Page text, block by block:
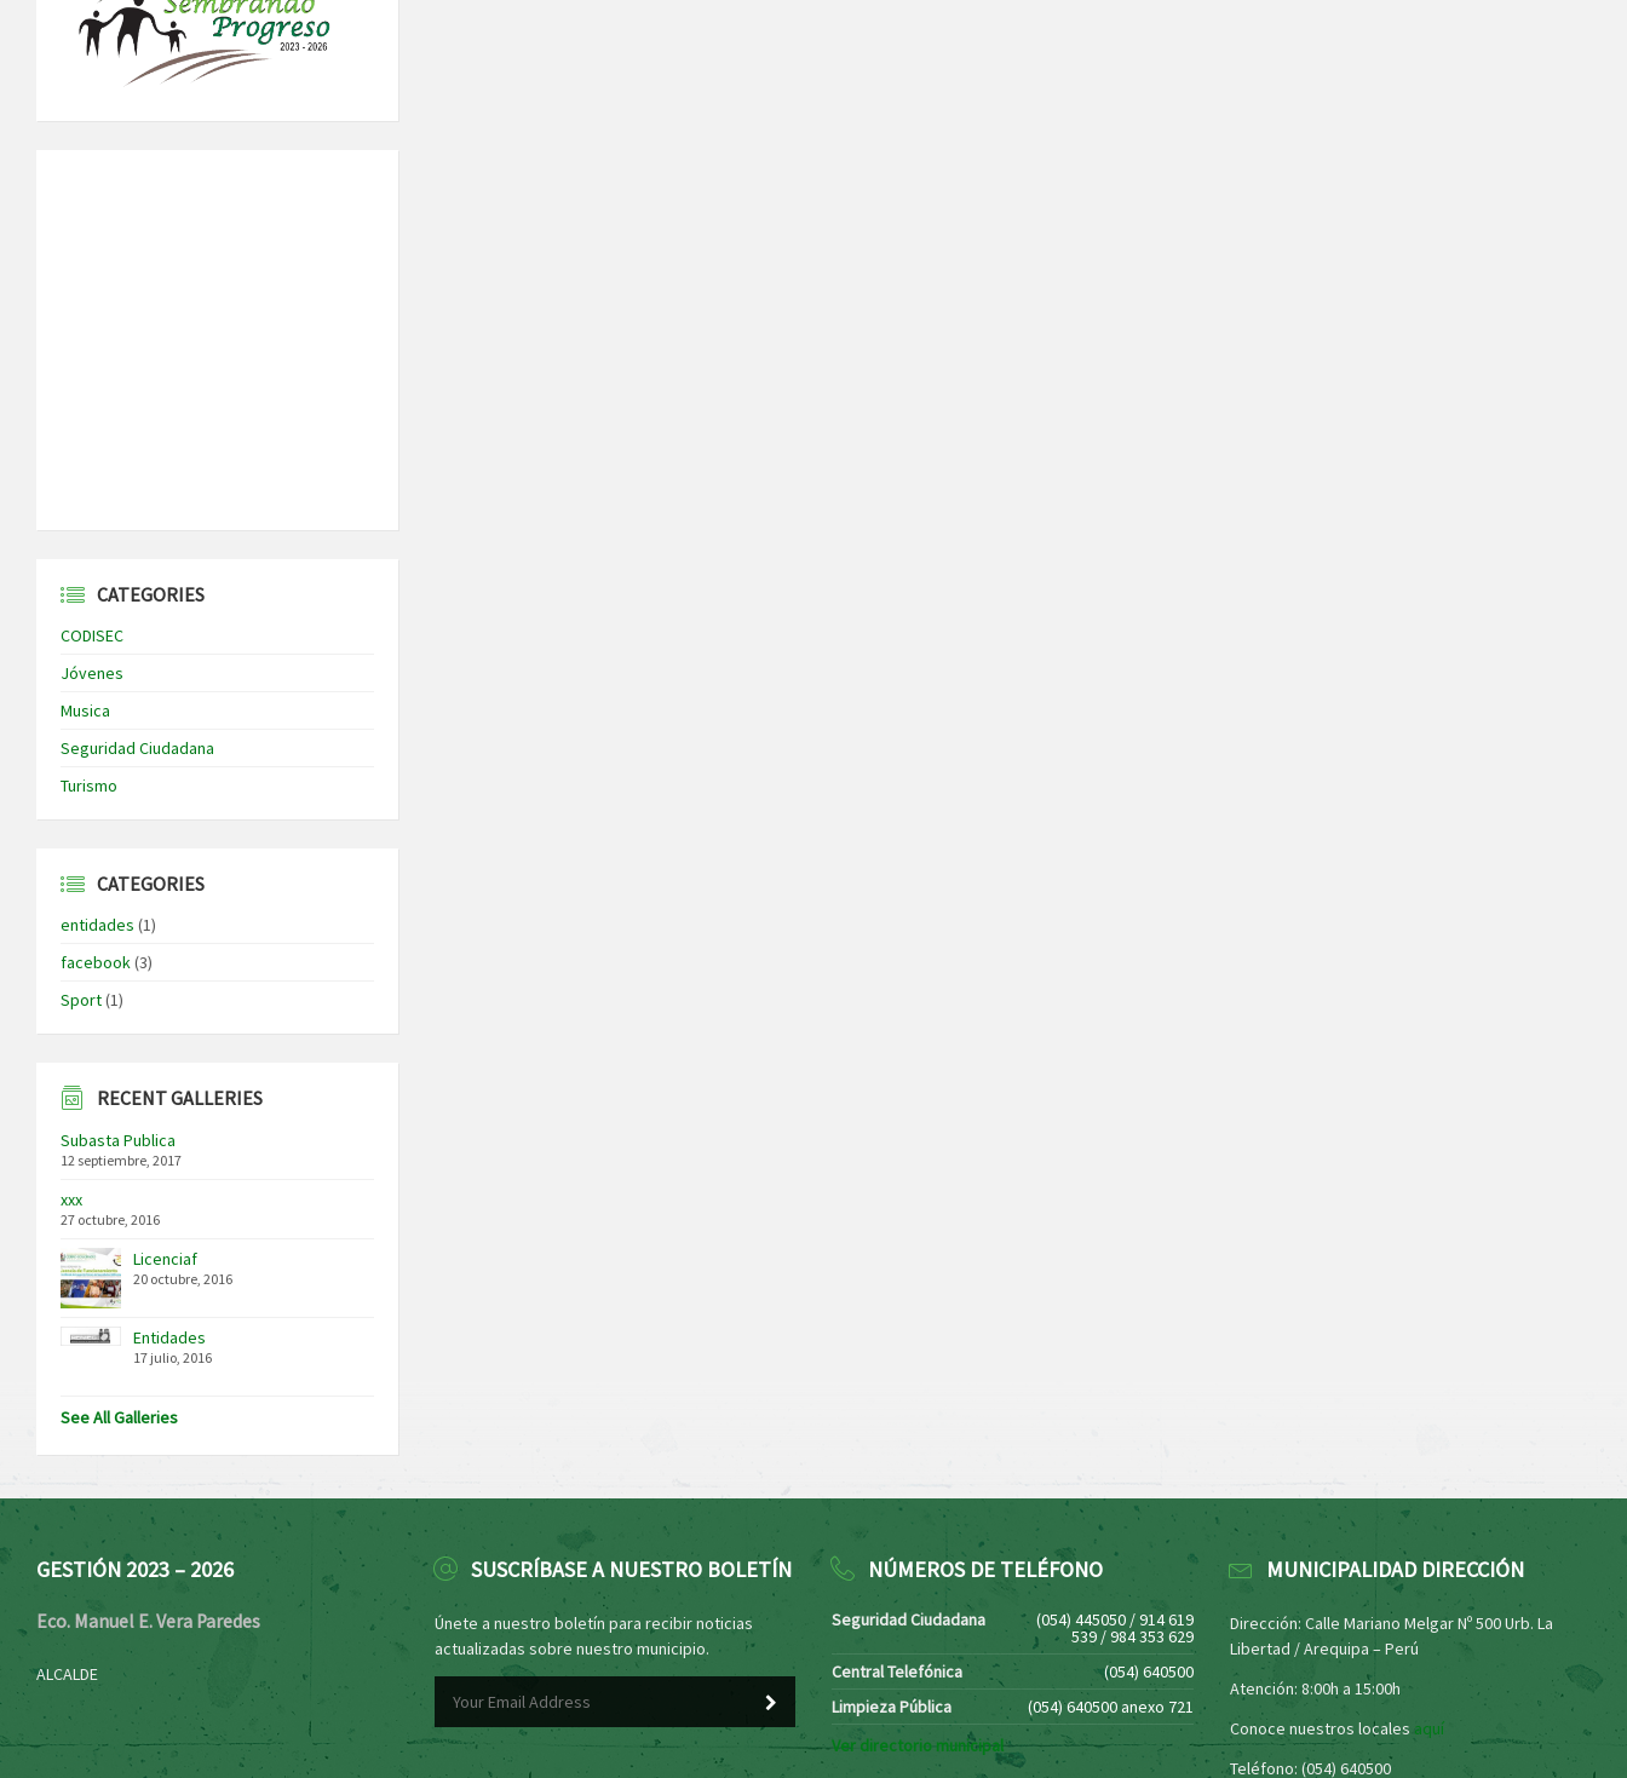
CATEGORIES
CODISEC
Jóvenes
Musica
Seguridad Ciudadana
Turismo
CATEGORIES
entidades (1)
facebook(3)
Sport(1)
RECENT GALLERIES
Subasta Publica
12 septiembre, 2017
xxx
27 octubre, 2016
Licenciaf
20 octubre, 2016
Entidades
17 julio, 2016
See All Galleries
GESTIÓN 2023 – 2026
Eco. Manuel E. Vera Paredes
ALCALDE
SUSCRÍBASE A NUESTRO BOLETÍN
Únete a nuestro boletín para recibir noticias
actualizadas sobre nuestro municipio.
NÚMEROS DE TELÉFONO
Seguridad Ciudadana (054) 445050 / 914 619
539 / 984 353 629
Central Telefónica
(054) 640500
Limpieza Pública
(054) 640500 anexo 721
Ver directorio municipal
MUNICIPALIDAD DIRECCIÓN
Dirección: Calle Mariano Melgar Nº 500 Urb. La
Libertad / Arequipa – Perú
Atención: 8:00h a 15:00h
Conoce nuestros locales aquí
Teléfono: (054) 640500